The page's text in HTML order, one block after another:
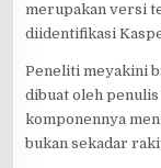
merupakan versi
diidentifikasi
Peneliti meyakini
dibuat oleh penulis
komponennya
bukan sekadar